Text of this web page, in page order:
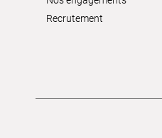
Recrutement